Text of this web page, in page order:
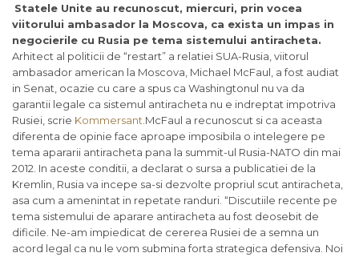
Statele Unite au recunoscut, miercuri, prin vocea
viitorului ambasador la Moscova, ca exista un impas in
negocierile cu Rusia pe tema sistemului antiracheta.
Arhitect al politicii de “restart” a relatiei SUA-Rusia, viitorul
ambasador american la Moscova, Michael McFaul, a fost audiat
in Senat, ocazie cu care a spus ca Washingtonul nu va da
garantii legale ca sistemul antiracheta nu e indreptat impotriva
Rusiei, scrie Kommersant .McFaul a recunoscut si ca aceasta
diferenta de opinie face aproape imposibila o intelegere pe
tema apararii antiracheta pana la summit-ul Rusia-NATO din mai
2012. In aceste conditii, a declarat o sursa a publicatiei de la
Kremlin, Rusia va incepe sa-si dezvolte propriul scut antiracheta,
asa cum a amenintat in repetate randuri. “Discutiile recente pe
tema sistemului de aparare antiracheta au fost deosebit de
dificile. Ne-am impiedicat de cererea Rusiei de a semna un
acord legal ca nu le vom submina forta strategica defensiva. Noi